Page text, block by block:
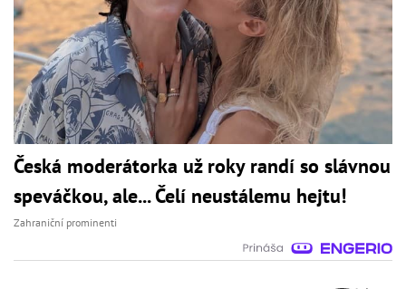
Česká moderátorka už roky randí so slávnou
speváčkou, ale... Čelí neustálemu hejtu!
Zahraniční prominenti